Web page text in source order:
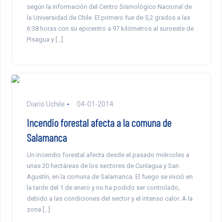
según la información del Centro Sismológico Nacional de
la Universidad de Chile. El primero fue de 5,2 grados a las
6:38 horas con su epicentro a 97 kilómetros al suroeste de
Pisagua y […]
Diario Uchile 04-01-2014
Incendio forestal afecta a la comuna de
Salamanca
Un incendio forestal afecta desde el pasado miércoles a
unas 20 hectáreas de los sectores de Cunlagua y San
Agustín, en la comuna de Salamanca. El fuego se inició en
la tarde del 1 de enero y no ha podido ser controlado,
debido a las condiciones del sector y el intenso calor. A la
zona […]